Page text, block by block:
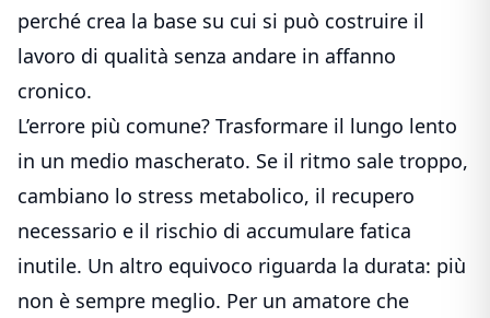
perché crea la base su cui si può costruire il
lavoro di qualità senza andare in affanno
cronico.
L’errore più comune? Trasformare il lungo lento
in un medio mascherato. Se il ritmo sale troppo,
cambiano lo stress metabolico, il recupero
necessario e il rischio di accumulare fatica
inutile. Un altro equivoco riguarda la durata: più
non è sempre meglio. Per un amatore che